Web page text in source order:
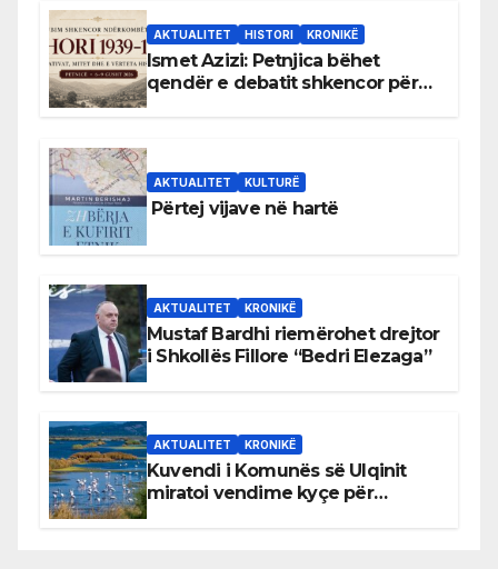
AKTUALITET HISTORI KRONIKË
Ismet Azizi: Petnjica bëhet
qendër e debatit shkencor për
AKTUALITET KULTURË
Përtej vijave në hartë
AKTUALITET KRONIKË
Mustaf Bardhi riemërohet drejtor
i Shkollës Fillore “Bedri Elezaga”
AKTUALITET KRONIKË
Kuvendi i Komunës së Ulqinit
miratoi vendime kyçe për